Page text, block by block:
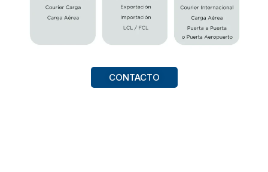
CONTACTO